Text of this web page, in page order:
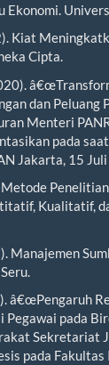
Ekonomi.
Kiat
Cipta.
dan Peluang
Menteri
pada
Jakarta, 15
Kualitatif,
Manajemen
â€œPengaruh
pada
Sekretariat
pada